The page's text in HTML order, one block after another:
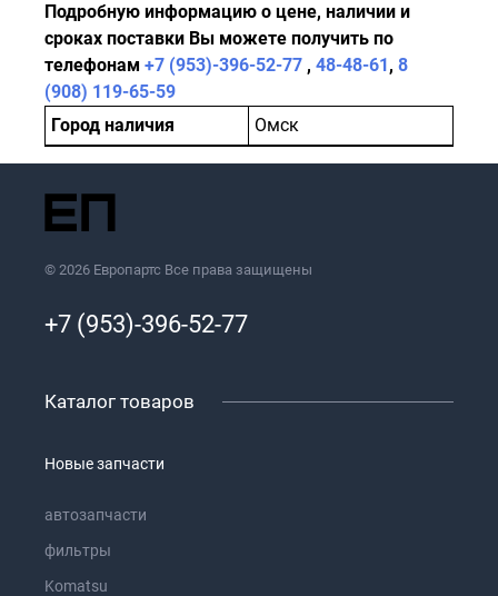
Подробную информацию о цене, наличии и
сроках поставки Вы можете получить по
телефонам +7 (953)-396-52-77 , 48-48-61, 8
(908) 119-65-59
Город наличия
Омск
© 2026 Европартс Все права защищены
+7 (953)-396-52-77
Каталог товаров
Новые запчасти
автозапчасти
фильтры
Komatsu